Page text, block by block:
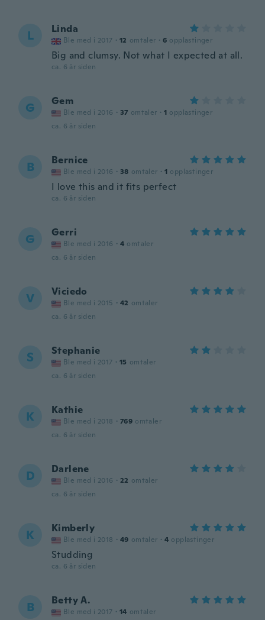
L Linda
Ble med i 2017 · 12 omtaler · 6 opplastinger
Big and clumsy. Not what I expected at all.
ca. 6 år siden
G Gem
Ble med i 2016 · 37 omtaler · 1 opplastinger
ca. 6 år siden
B Bernice
Ble med i 2016 · 38 omtaler · 1 opplastinger
I love this and it fits perfect
ca. 6 år siden
G Gerri
Ble med i 2016 · 4 omtaler
ca. 6 år siden
V Viciedo
Ble med i 2015 · 42 omtaler
ca. 6 år siden
S Stephanie
Ble med i 2017 · 15 omtaler
ca. 6 år siden
K Kathie
Ble med i 2018 · 769 omtaler
ca. 6 år siden
D Darlene
Ble med i 2016 · 22 omtaler
ca. 6 år siden
K Kimberly
Ble med i 2018 · 49 omtaler · 4 opplastinger
Studding
ca. 6 år siden
B Betty A.
Ble med i 2017 · 14 omtaler